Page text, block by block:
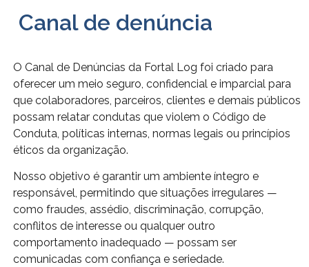
Canal de denúncia
O Canal de Denúncias da Fortal Log foi criado para
oferecer um meio seguro, confidencial e imparcial para
que colaboradores, parceiros, clientes e demais públicos
possam relatar condutas que violem o Código de
Conduta, políticas internas, normas legais ou princípios
éticos da organização.
Nosso objetivo é garantir um ambiente íntegro e
responsável, permitindo que situações irregulares —
como fraudes, assédio, discriminação, corrupção,
conflitos de interesse ou qualquer outro
comportamento inadequado — possam ser
comunicadas com confiança e seriedade.